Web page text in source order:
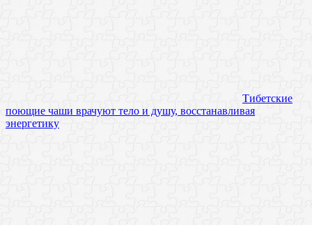
Тибетские
поющие чаши врачуют тело и душу, восстанавливая
энергетику